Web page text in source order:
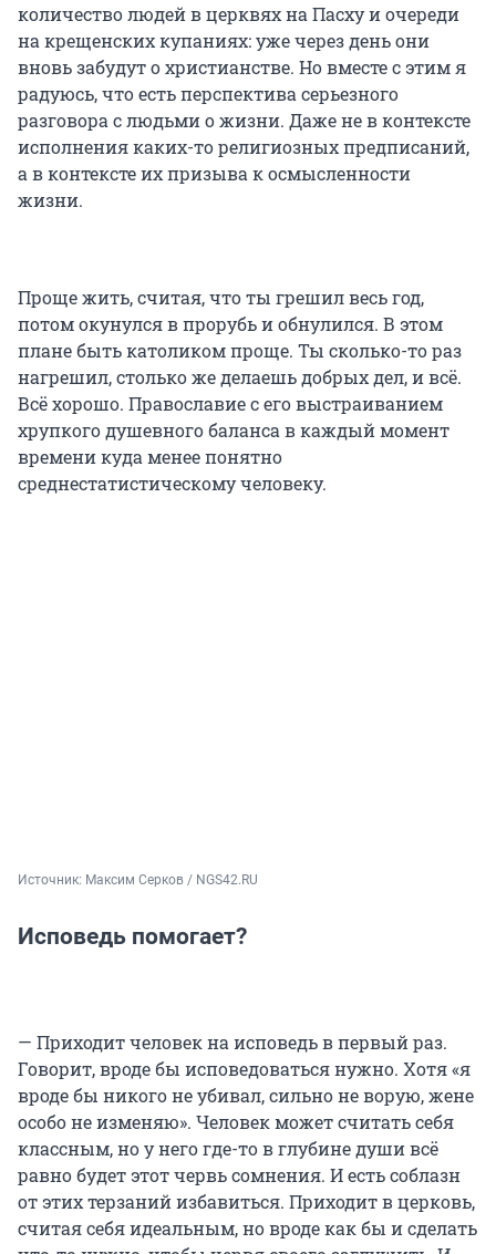
количество людей в церквях на Пасху и очереди
на крещенских купаниях: уже через день они
вновь забудут о христианстве. Но вместе с этим я
радуюсь, что есть перспектива серьезного
разговора с людьми о жизни. Даже не в контексте
исполнения каких-то религиозных предписаний,
а в контексте их призыва к осмысленности
жизни.
Проще жить, считая, что ты грешил весь год,
потом окунулся в прорубь и обнулился. В этом
плане быть католиком проще. Ты сколько-то раз
нагрешил, столько же делаешь добрых дел, и всё.
Всё хорошо. Православие с его выстраиванием
хрупкого душевного баланса в каждый момент
времени куда менее понятно
среднестатистическому человеку.
Источник: Максим Серков / NGS42.RU
Исповедь помогает?
— Приходит человек на исповедь в первый раз.
Говорит, вроде бы исповедоваться нужно. Хотя «я
вроде бы никого не убивал, сильно не ворую, жене
особо не изменяю». Человек может считать себя
классным, но у него где-то в глубине души всё
равно будет этот червь сомнения. И есть соблазн
от этих терзаний избавиться. Приходит в церковь,
считая себя идеальным, но вроде как бы и сделать